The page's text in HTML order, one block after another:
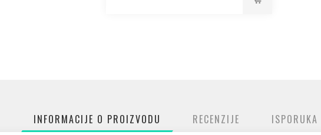
INFORMACIJE O PROIZVODU RECENZIJE ISPORUKA